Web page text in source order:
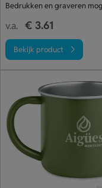
Bedrukken en graveren
v.a. € 3.61
Bekijk product